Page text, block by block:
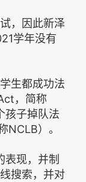
，因此新泽
学年没有
生都成功法
，简称
孩子掉队法
）。
表现，并制
搜索，并对